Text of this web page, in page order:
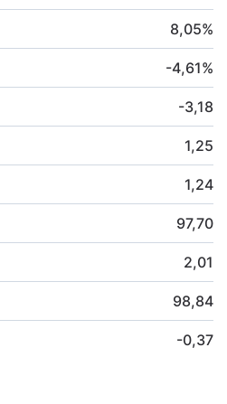
8,05%
-4,61%
-3,18
1,25
1,24
97,70
2,01
98,84
-0,37